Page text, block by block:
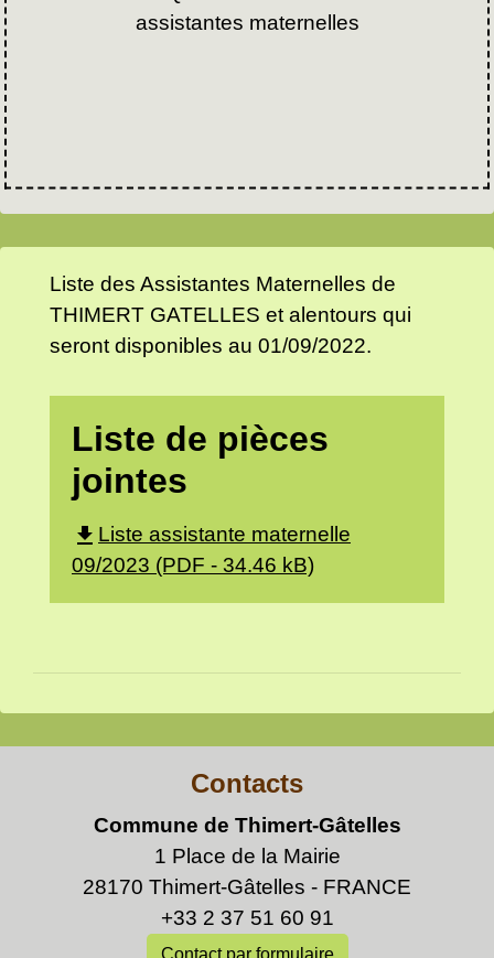
assistantes maternelles
Liste des Assistantes Maternelles de
THIMERT GATELLES et alentours qui
seront disponibles au 01/09/2022.
Liste de pièces
jointes
file_download Liste assistante maternelle
09/2023 (PDF - 34.46 kB)
Contacts
Commune de Thimert-Gâtelles
1 Place de la Mairie
28170 Thimert-Gâtelles - FRANCE
+33 2 37 51 60 91